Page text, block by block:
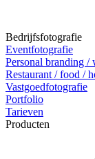
Bedrijfsfotografie
Eventfotografie
Personal branding /
Restaurant / food /
Vastgoedfotografie
Portfolio
Tarieven
Producten